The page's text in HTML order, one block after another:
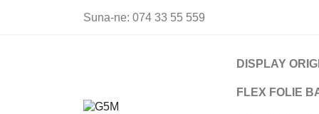
Suna-ne: 074 33 55 559
DISPLAY
FLEX FOLIE